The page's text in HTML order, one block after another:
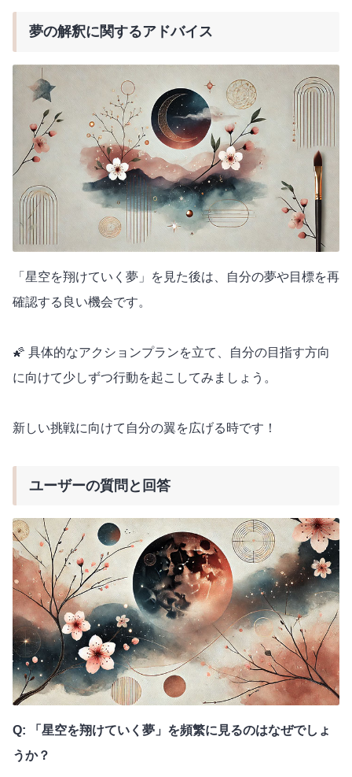
夢の解釈に関するアドバイス
「星空を翔けていく夢」を見た後は、自分の夢や目標を再
確認する良い機会です。
🌠 具体的なアクションプランを立て、自分の目指す方向
に向けて少しずつ行動を起こしてみましょう。
新しい挑戦に向けて自分の翼を広げる時です！
ユーザーの質問と回答
Q: 「星空を翔けていく夢」を頻繁に見るのはなぜでしょ
うか？